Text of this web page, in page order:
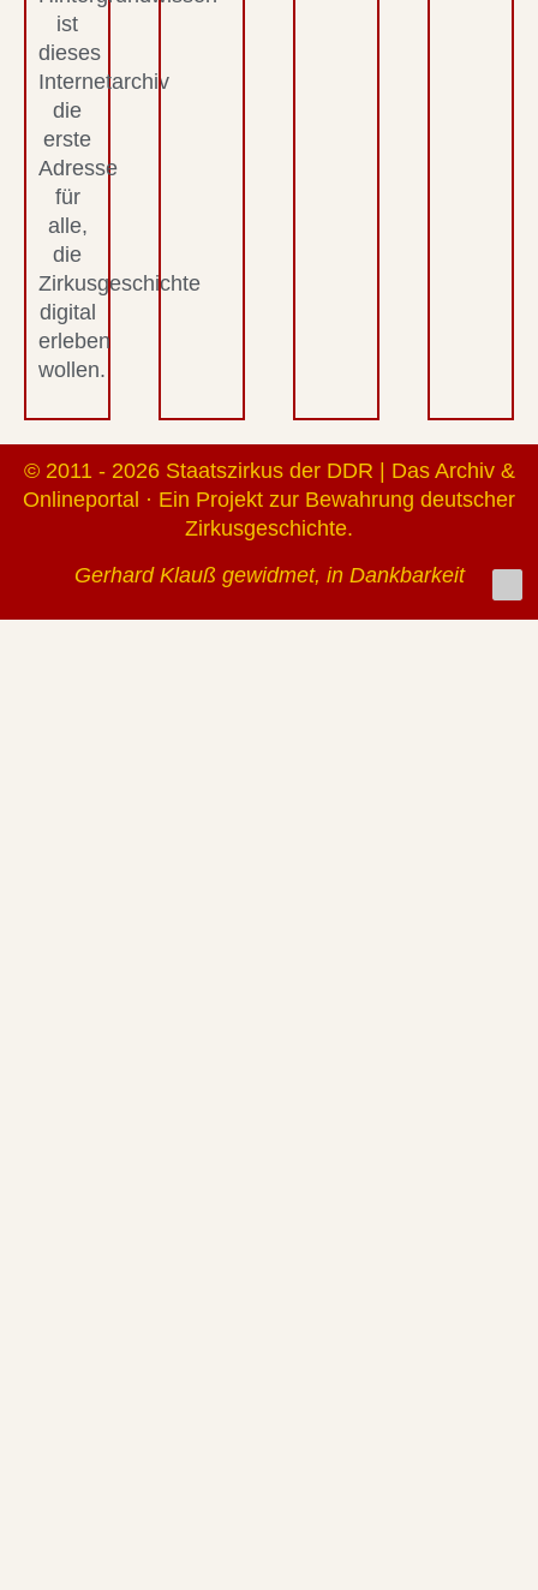
ist
dieses
Internetarchiv
die
erste
Adresse
für
alle,
die
Zirkusgeschichte
digital
erleben
wollen.
© 2011 - 2026 Staatszirkus der DDR | Das Archiv &
Onlineportal · Ein Projekt zur Bewahrung deutscher
Zirkusgeschichte.
Gerhard Klauß gewidmet, in Dankbarkeit